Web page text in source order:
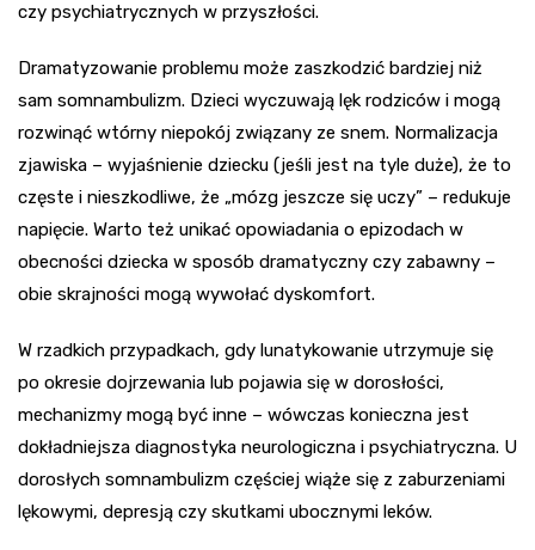
czy psychiatrycznych w przyszłości.
Dramatyzowanie problemu może zaszkodzić bardziej niż
sam somnambulizm. Dzieci wyczuwają lęk rodziców i mogą
rozwinąć wtórny niepokój związany ze snem. Normalizacja
zjawiska – wyjaśnienie dziecku (jeśli jest na tyle duże), że to
częste i nieszkodliwe, że „mózg jeszcze się uczy” – redukuje
napięcie. Warto też unikać opowiadania o epizodach w
obecności dziecka w sposób dramatyczny czy zabawny –
obie skrajności mogą wywołać dyskomfort.
W rzadkich przypadkach, gdy lunatykowanie utrzymuje się
po okresie dojrzewania lub pojawia się w dorosłości,
mechanizmy mogą być inne – wówczas konieczna jest
dokładniejsza diagnostyka neurologiczna i psychiatryczna. U
dorosłych somnambulizm częściej wiąże się z zaburzeniami
lękowymi, depresją czy skutkami ubocznymi leków.